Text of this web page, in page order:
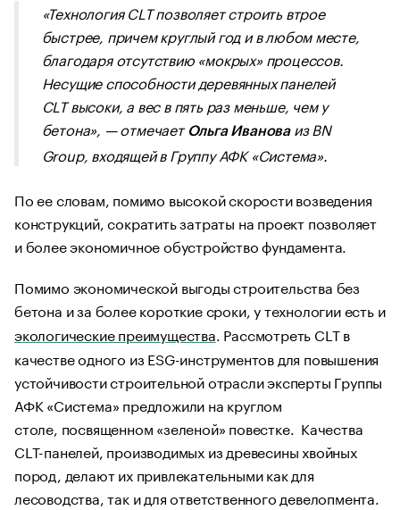
«Технология CLT позволяет строить втрое
быстрее, причем круглый год и в любом месте,
благодаря отсутствию «мокрых» процессов.
Несущие способности деревянных панелей
CLT высоки, а вес в пять раз меньше, чем у
бетона», — отмечает Ольга Иванова из BN
Group, входящей в Группу АФК «Система».
По ее словам, помимо высокой скорости возведения
конструкций, сократить затраты на проект позволяет
и более экономичное обустройство фундамента.
Помимо экономической выгоды строительства без
бетона и за более короткие сроки, у технологии есть и
экологические преимущества. Рассмотреть CLT в
качестве одного из ESG-инструментов для повышения
устойчивости строительной отрасли эксперты Группы
АФК «Система» предложили на круглом
столе, посвященном «зеленой» повестке. Качества
CLT-панелей, производимых из древесины хвойных
пород, делают их привлекательными как для
лесоводства, так и для ответственного девелопмента.